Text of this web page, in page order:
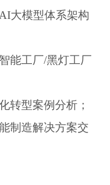
大模型体系架构
能工厂/黑灯工厂
转型案例分析；
制造解决方案交